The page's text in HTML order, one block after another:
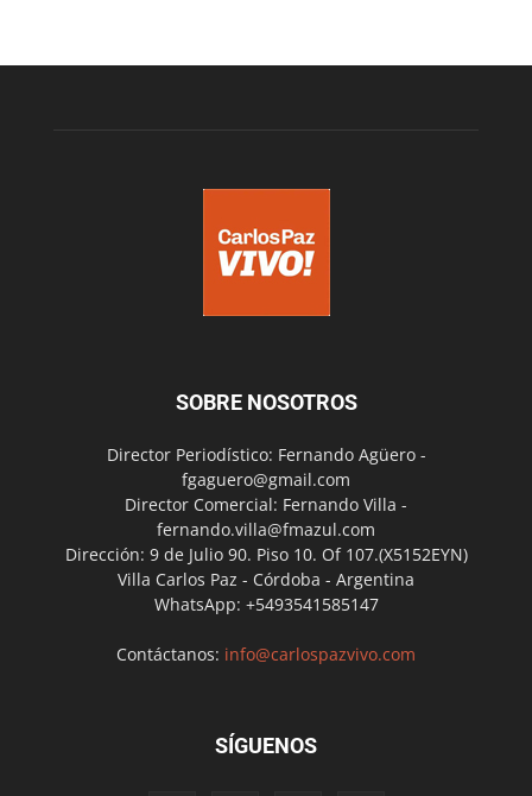
SOBRE NOSOTROS
Director Periodístico: Fernando Agüero -
fgaguero@gmail.com
Director Comercial: Fernando Villa -
fernando.villa@fmazul.com
Dirección: 9 de Julio 90. Piso 10. Of 107.(X5152EYN)
Villa Carlos Paz - Córdoba - Argentina
WhatsApp: +5493541585147
Contáctanos: info@carlospazvivo.com
SÍGUENOS